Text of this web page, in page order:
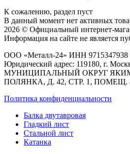
К сожалению, раздел пуст
В данный момент нет активных
2026 © Официальный интернет-
Информация на сайте не является
ООО «Металл-24» ИНН 9715347938
Юридический адрес: 119180, г.
МУНИЦИПАЛЬНЫЙ ОКРУГ
ПОЛЯНКА, Д. 42, СТР. 1, ПОМЕЩ.
Политика конфиденциальности
Балка двутавровая
Гладкий лист
Стальной лист
Катанка